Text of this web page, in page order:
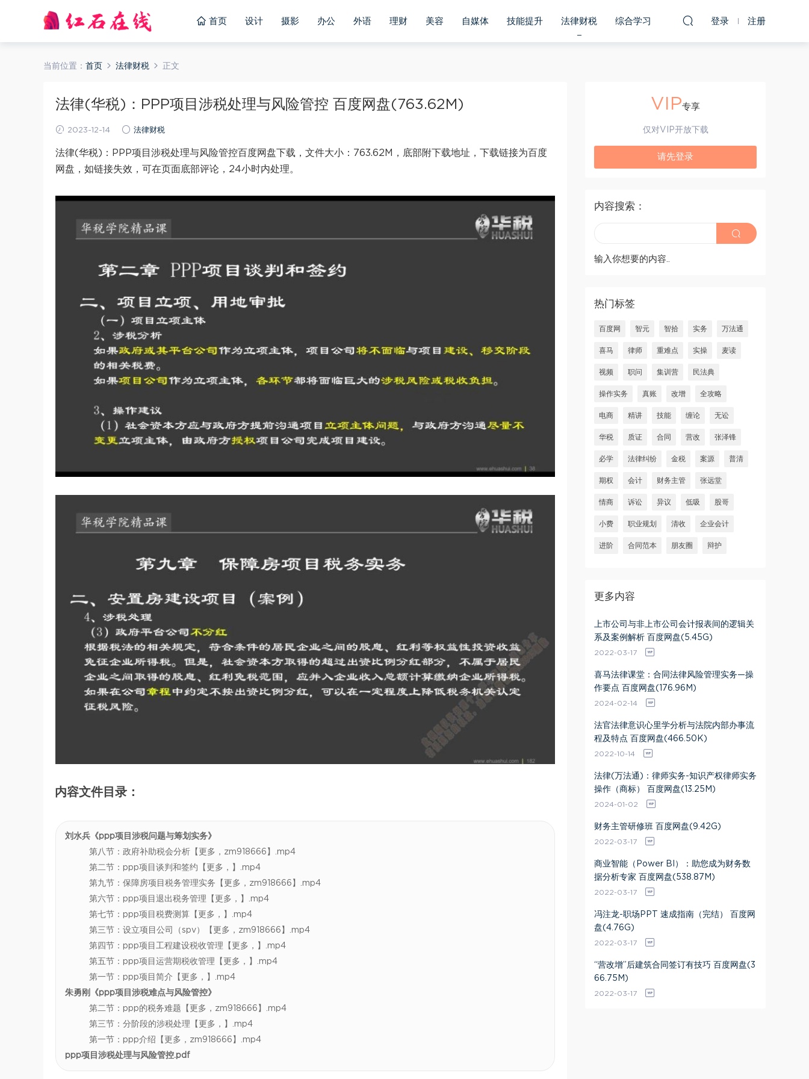
首页 设计 摄影 办公 外语 理财 美容 自媒体 技能提升 法律财税 综合学习 登录 注册
当前位置： 首页 法律财税 正文
法律(华税)：PPP项目涉税处理与风险管控 百度网盘(763.62M)
2023-12-14 法律财税
法律(华税)：PPP项目涉税处理与风险管控百度网盘下载，文件大小：763.62M，底部附下载地址，下载链接为百度
网盘，如链接失效，可在页面底部评论，24小时内处理。
内容文件目录：
刘水兵《ppp项目涉税问题与筹划实务》
第八节：政府补助税会分析【更多，zm918666】.mp4
第二节：ppp项目谈判和签约【更多，】.mp4
第九节：保障房项目税务管理实务【更多，zm918666】.mp4
第六节：ppp项目退出税务管理【更多，】.mp4
第七节：ppp项目税费测算【更多，】.mp4
第三节：设立项目公司（spv）【更多，zm918666】.mp4
第四节：ppp项目工程建设税收管理【更多，】.mp4
第五节：ppp项目运营期税收管理【更多，】.mp4
第一节：ppp项目简介【更多，】.mp4
朱勇刚《ppp项目涉税难点与风险管控》
第二节：ppp的税务难题【更多，zm918666】.mp4
第三节：分阶段的涉税处理【更多，】.mp4
第一节：ppp介绍【更多，zm918666】.mp4
ppp项目涉税处理与风险管控.pdf
VIP专享
仅对VIP开放下载
请先登录
内容搜索：
输入你想要的内容..
热门标签
百度网 智元 智拾 实务 万法通
喜马 律师 重难点 实操 麦读
视频 职问 集训营 民法典
操作实务 真账 改增 全攻略
电商 精讲 技能 缠论 无讼
华税 质证 合同 营改 张泽锋
必学 法律纠纷 金税 案源 普清
期权 会计 财务主管 张远堂
情商 诉讼 异议 低吸 股哥
小费 职业规划 清收 企业会计
进阶 合同范本 朋友圈 辩护
更多内容
上市公司与非上市公司会计报表间的逻辑关
系及案例解析 百度网盘(5.45G)
2022-03-17
喜马法律课堂：合同法律风险管理实务—操
作要点 百度网盘(176.96M)
2024-02-14
法官法律意识心里学分析与法院内部办事流
程及特点 百度网盘(466.50K)
2022-10-14
法律(万法通)：律师实务-知识产权律师实务
操作（商标） 百度网盘(13.25M)
2024-01-02
财务主管研修班 百度网盘(9.42G)
2022-03-17
商业智能（Power BI）：助您成为财务数
据分析专家 百度网盘(538.87M)
2022-03-17
冯注龙-职场PPT 速成指南（完结） 百度网
盘(4.76G)
2022-03-17
“营改增”后建筑合同签订有技巧 百度网盘(3
66.75M)
2022-03-17